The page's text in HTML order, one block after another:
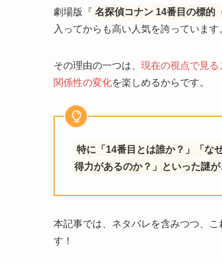
劇場版『 名探偵コナン 14番目の標的
入ってからも高い人気を誇っています
その理由の一つは、 現在の視点で見
関係性の変化を楽しめるからです。
特に「14番目とは誰か？」「な
得力があるのか？」といった謎
本記事では、ネタバレを含みつつ、
す！